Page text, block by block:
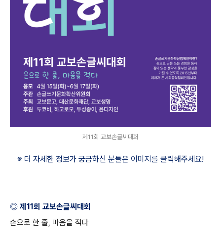
제11회 교보손글씨대회
※ 더 자세한 정보가 궁금하신 분들은 이미지를 클릭해주세요!
◎ 제 11회 교보손글씨대회
손으로 한 줄, 마음을 적다